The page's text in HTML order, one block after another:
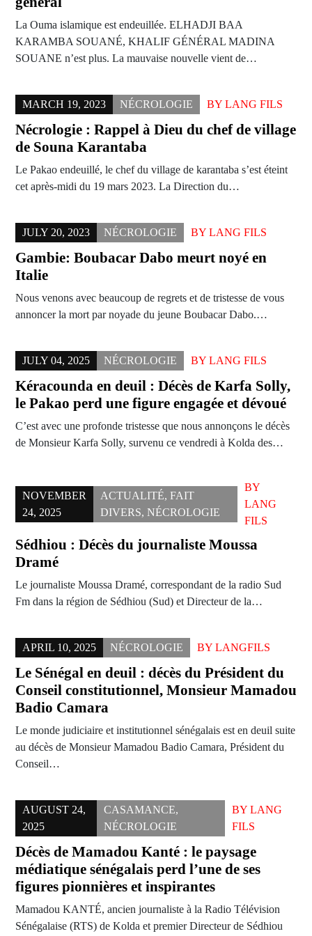
La Ouma islamique est endeuillée. ELHADJI BAA
KARAMBA SOUANÉ, KHALIF GÉNÉRAL MADINA
SOUANE n’est plus. La mauvaise nouvelle vient de…
MARCH 19, 2023 NÉCROLOGIE BY LANG FILS
Nécrologie : Rappel à Dieu du chef de village
de Souna Karantaba
Le Pakao endeuillé, le chef du village de karantaba s’est éteint
cet après-midi du 19 mars 2023. La Direction du…
JULY 20, 2023 NÉCROLOGIE BY LANG FILS
Gambie: Boubacar Dabo meurt noyé en
Italie
Nous venons avec beaucoup de regrets et de tristesse de vous
annoncer la mort par noyade du jeune Boubacar Dabo.…
JULY 04, 2025 NÉCROLOGIE BY LANG FILS
Kéracounda en deuil : Décès de Karfa Solly,
le Pakao perd une figure engagée et dévoué
C’est avec une profonde tristesse que nous annonçons le décès
de Monsieur Karfa Solly, survenu ce vendredi à Kolda des…
NOVEMBER
24, 2025
ACTUALITÉ, FAIT
DIVERS, NÉCROLOGIE
BY
LANG
FILS
Sédhiou : Décès du journaliste Moussa
Dramé
Le journaliste Moussa Dramé, correspondant de la radio Sud
Fm dans la région de Sédhiou (Sud) et Directeur de la…
APRIL 10, 2025 NÉCROLOGIE BY LANGFILS
Le Sénégal en deuil : décès du Président du
Conseil constitutionnel, Monsieur Mamadou
Badio Camara
Le monde judiciaire et institutionnel sénégalais est en deuil suite
au décès de Monsieur Mamadou Badio Camara, Président du
Conseil…
AUGUST 24,
2025
CASAMANCE,
NÉCROLOGIE
BYLANG
FILS
Décès de Mamadou Kanté : le paysage
médiatique sénégalais perd l’une de ses
figures pionnières et inspirantes
Mamadou KANTÉ, ancien journaliste à la Radio Télévision
Sénégalaise (RTS) de Kolda et premier Directeur de Sédhiou